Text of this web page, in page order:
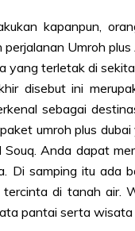
kapanpun,
Umroh
terletak di
disebut ini
sebagai
umroh plus
Anda dapat
Di samping itu ada
di tanah air.
pantai serta wisata